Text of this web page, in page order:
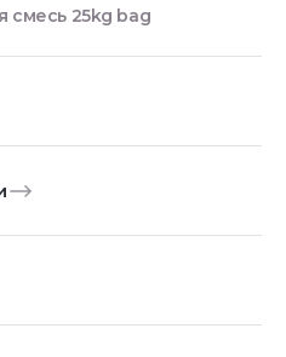
смесь 25kg bag